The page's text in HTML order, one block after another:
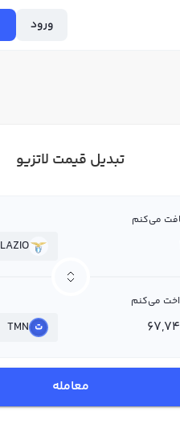
ورود
تبدیل قیمت لاتزیو
می‌کنم
LAZIO
می‌کنم
TMN
معامله